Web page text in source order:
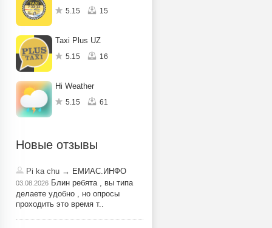
5.15 15
Taxi Plus UZ
5.15 16
Hi Weather
5.15 61
Новые отзывы
Pi ka chu → ЕМИАС.ИНФО
03.08.2026 Блин ребята , вы типа
делаете удобно , но опросы
проходить это время т..